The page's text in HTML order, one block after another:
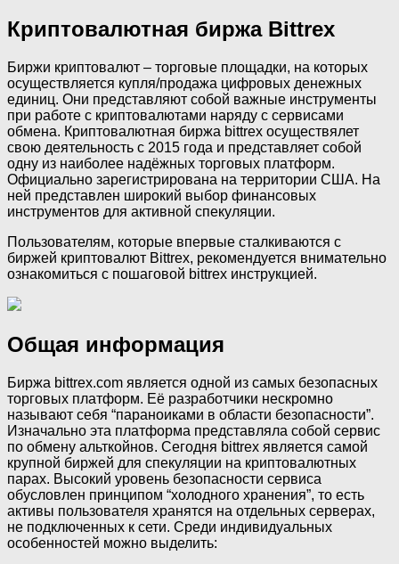
Криптовалютная биржа Bittrex
Биржи криптовалют – торговые площадки, на которых
осуществляется купля/продажа цифровых денежных
единиц. Они представляют собой важные инструменты
при работе с криптовалютами наряду с сервисами
обмена. Криптовалютная биржа bittrex осуществялет
свою деятельность с 2015 года и представляет собой
одну из наиболее надёжных торговых платформ.
Официально зарегистрирована на территории США. На
ней представлен широкий выбор финансовых
инструментов для активной спекуляции.
Пользователям, которые впервые сталкиваются с
биржей криптовалют Bittrex, рекомендуется внимательно
ознакомиться с пошаговой bittrex инструкцией.
Общая информация
Биржа bittrex.com является одной из самых безопасных
торговых платформ. Её разработчики нескромно
называют себя “параноиками в области безопасности”.
Изначально эта платформа представляла собой сервис
по обмену альткойнов. Сегодня bittrex является самой
крупной биржей для спекуляции на криптовалютных
парах. Высокий уровень безопасности сервиса
обусловлен принципом “холодного хранения”, то есть
активы пользователя хранятся на отдельных серверах,
не подключенных к сети. Среди индивидуальных
особенностей можно выделить: